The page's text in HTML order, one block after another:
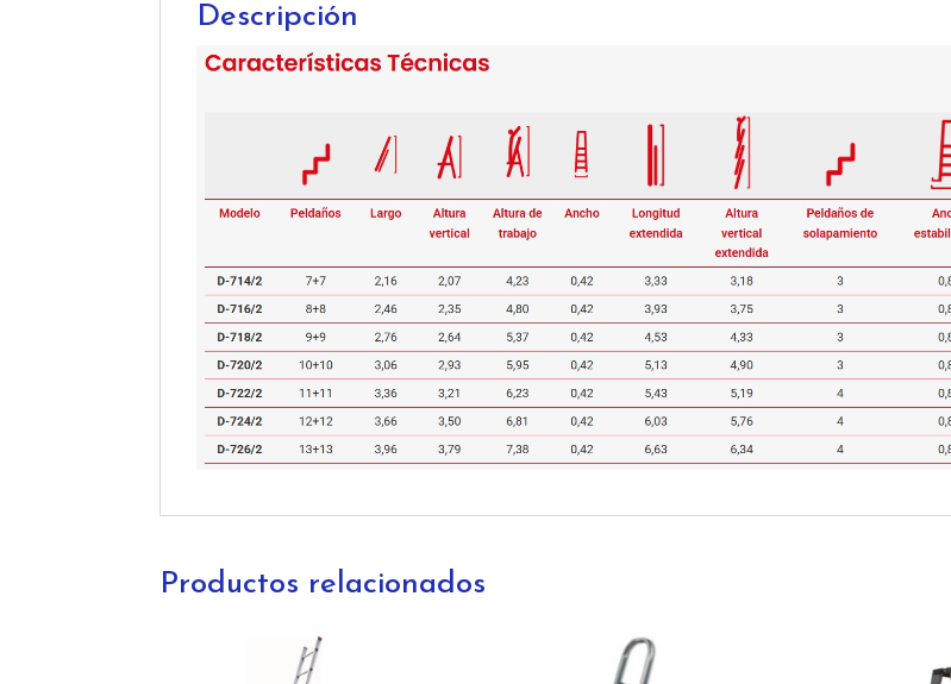
Descripción
Productos relacionados